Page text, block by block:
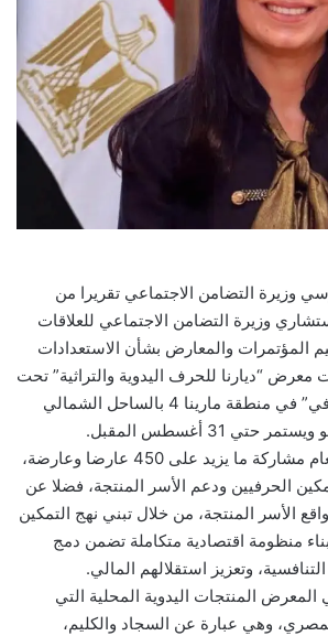
وزيرة التضامن الاجتماعي تقريرا من
وزيرة التضامن الاجتماعي للعلاقات
المؤتمرات والمعارض بشأن الاستعدادات
معرض “ديارنا للحرف اليدوية والتراثية” تحت
شعار “مصر بتتكلم حرفي” في منطقة مارينا 4 بالساحل الشمالي
31 أغسطس المقبل.
ويشهد المعرض هذا العام مشاركة ما يزيد على 450 عارضا وعارضة،
الحرفيين ودعم الأسر المنتجة، فضلا عن
الأسر المنتجة، من خلال تبني نهج التمكين
منظومة اقتصادية متكاملة تضمن دمج
وتعزيز استقلالهم المالي.
المنتجات اليدوية المحلية التي
وهي عبارة عن السجاد والكليم،